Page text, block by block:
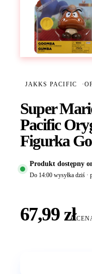
JAKKS PACIFIC ·
Super
Pacific
Figurka
Produkt dostępny
Do 14:00 wysyłka dziś ·
67,99 zł